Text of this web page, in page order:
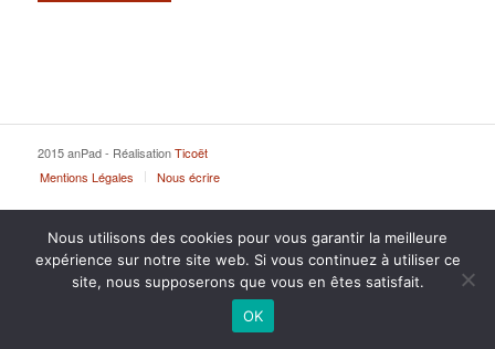
2015 anPad - RéalisationTicoët
Mentions Légales
Nous écrire
Nous utilisons des cookies pour vous garantir la meilleure
expérience sur notre site web. Si vous continuez à utiliser ce
site, nous supposerons que vous en êtes satisfait.
OK